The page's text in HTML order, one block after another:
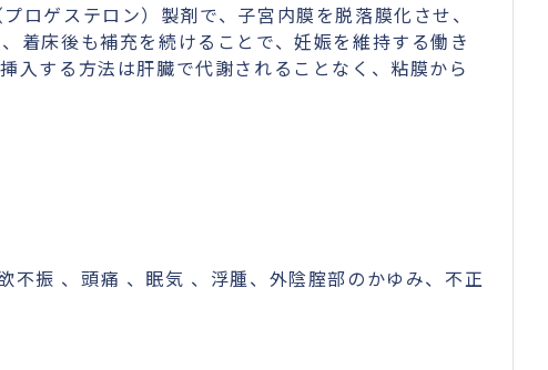
ロゲステロン）製剤で、子宮内膜を脱落膜化させ、
着床後も補充を続けることで、妊娠を維持する働き
入する方法は肝臓で代謝されることなく、粘膜から
振 、頭痛 、眠気 、浮腫、外陰腟部のかゆみ、不正